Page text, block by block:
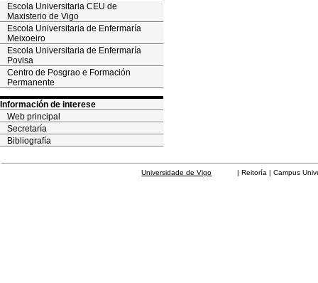
Escola Universitaria CEU de
Maxisterio de Vigo
Escola Universitaria de Enfermaría
Meixoeiro
Escola Universitaria de Enfermaría
Povisa
Centro de Posgrao e Formación
Permanente
Información de interese
Web principal
Secretaría
Bibliografía
Universidade de Vigo | Reitoría | Campus